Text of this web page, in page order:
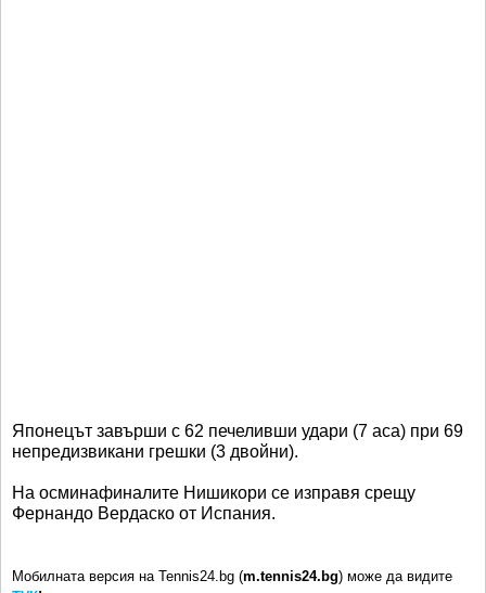
Японецът завърши с 62 печеливши удари (7 аса) при 69
непредизвикани грешки (3 двойни).
На осминафиналите Нишикори се изправя срещу
Фернандо Вердаско от Испания.
Мобилната версия на Tennis24.bg (m.tennis24.bg) може да видите